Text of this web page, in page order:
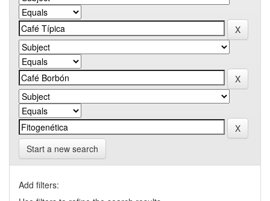
Start a new search
Add filters: